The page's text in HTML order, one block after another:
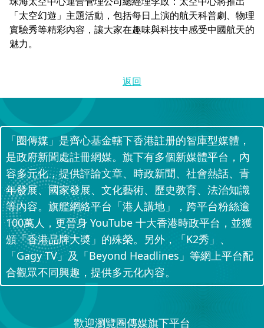
「太空幻遊」主題活動，包括每日上演的航天科普劇、物理
實驗秀等精彩內容，讓大家在趣味與科技中感受中國航天的
魅力。
返回
「圈傳媒」是齊心基金轄下香港註册的智庫型媒體，
是政府新聞處註冊網媒。旗下有多個新媒體平台，內
容多元化，提供評論文章、時政新聞、社會熱話、青
年發展、國家發展、文化藝術、歷史教育、法治知識
等內容。旗艦網絡平台「港人講地」，跨平台粉絲逾
100萬人，更晉身 YouTube 十大香港時政平台，並獲
頒「香港品牌大奬」的殊榮。另外，「K2秀」、
「Gagy TV」及「Beyond Headlines」等網上平台配
合觀眾不同興趣，提供多元化內容。
歡迎瀏覽圈傳媒旗下平台